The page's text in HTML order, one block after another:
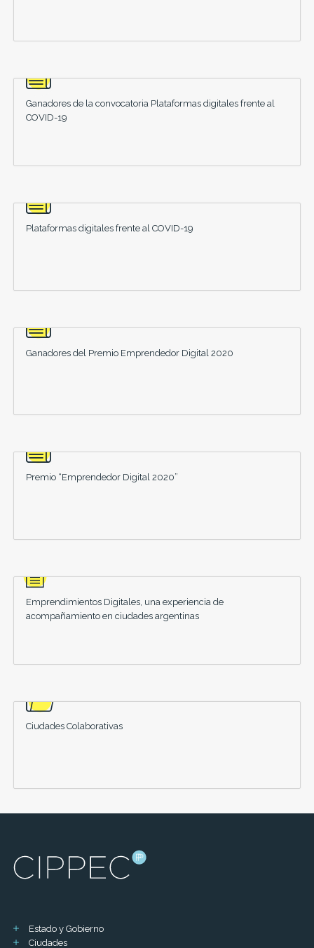
Ganadores de la convocatoria Plataformas digitales frente al
COVID-19
Plataformas digitales frente al COVID-19
Ganadores del Premio Emprendedor Digital 2020
Premio “Emprendedor Digital 2020”
Emprendimientos Digitales, una experiencia de
acompañamiento en ciudades argentinas
Ciudades Colaborativas
Estado y Gobierno
Ciudades